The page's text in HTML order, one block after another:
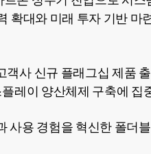
확대와 미래 투자 기반
객사 신규 플래그십 제품
레이 양산체제 구축에 집
사용 경험을 혁신한 폴더